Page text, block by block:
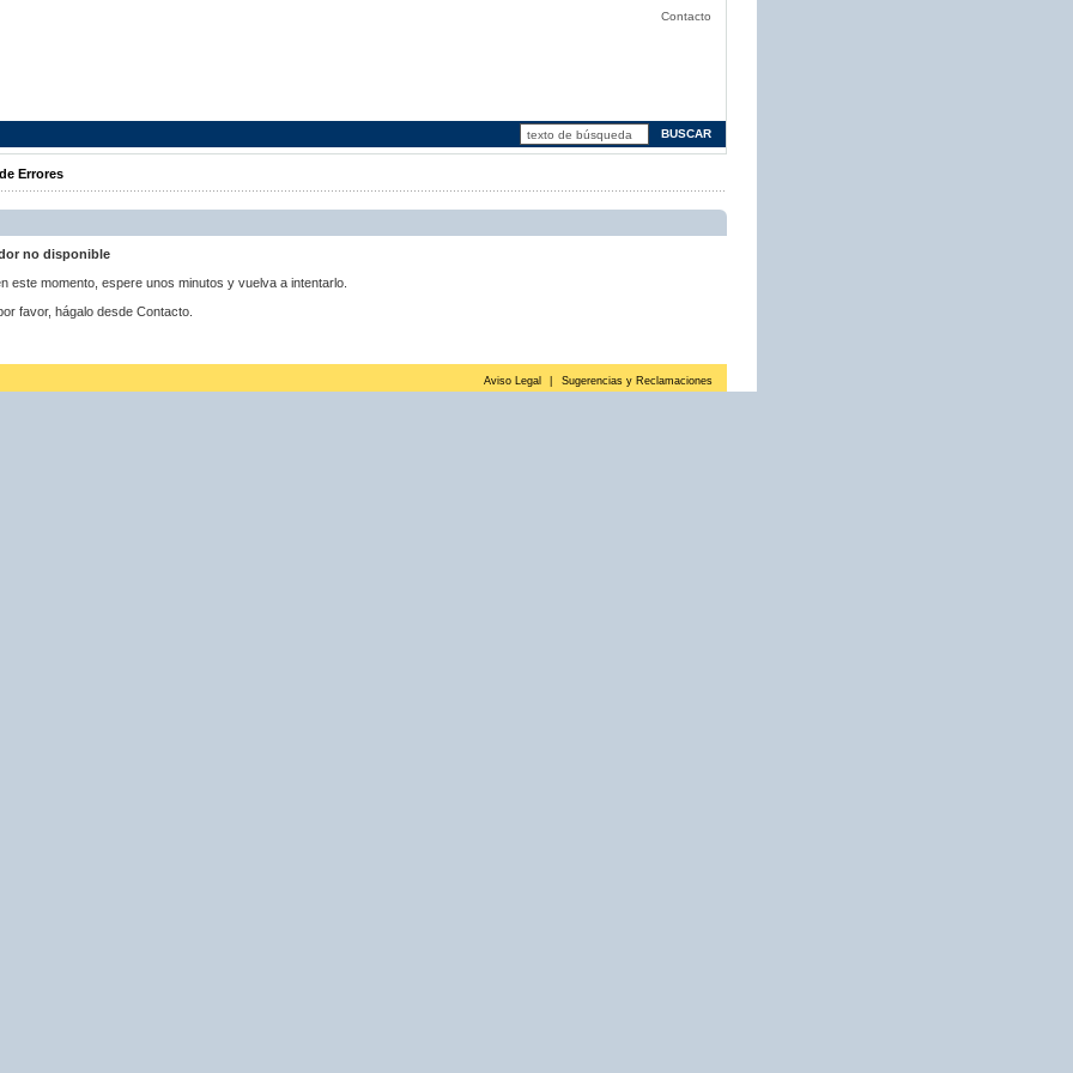
Contacto
Errores
no disponible
este momento, espere unos minutos y vuelva a intentarlo.
favor, hágalo desde Contacto.
Aviso Legal Sugerencias y Reclamaciones